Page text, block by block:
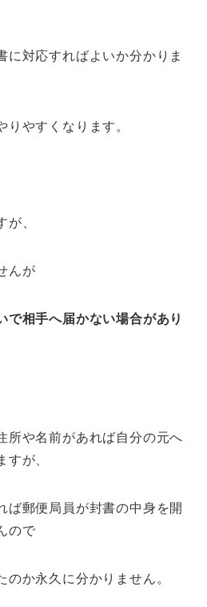
に対応すればよいか分かりま
りやすくなります。
が、
んが
で相手へ届かない場合があり
所や名前があれば自分の元へ
すが、
ば郵便局員が封書の中身を開
ので
のか永久に分かりません。